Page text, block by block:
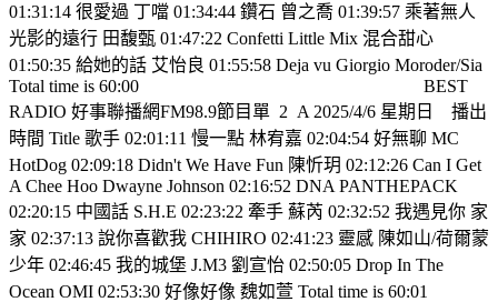
01:31:14 很愛過 丁噹 01:34:44 鑽石 曾之喬 01:39:57 乘著無人
光影的遠行 田馥甄 01:47:22 Confetti Little Mix 混合甜心
01:50:35 給她的話 艾怡良 01:55:58 Deja vu Giorgio Moroder/Sia
Total time is 60:00
BEST
RADIO 好事聯播網FM98.9節目單 2 A 2025/4/6 星期日
播出
時間 Title 歌手 02:01:11 慢一點 林宥嘉 02:04:54 好無聊 MC
HotDog 02:09:18 Didn't We Have Fun 陳忻玥 02:12:26 Can I Get
A Chee Hoo Dwayne Johnson 02:16:52 DNA PANTHEPACK
02:20:15 中國話 S.H.E 02:23:22 牽手 蘇芮 02:32:52 我遇見你 家
家 02:37:13 說你喜歡我 CHIHIRO 02:41:23 靈感 陳如山/荷爾蒙
少年 02:46:45 我的城堡 J.M3 劉宣怡 02:50:05 Drop In The
Ocean OMI 02:53:30 好像好像 魏如萱 Total time is 60:01